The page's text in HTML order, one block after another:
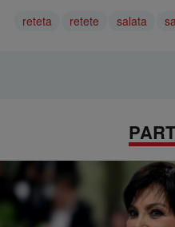
reteta
retete salata